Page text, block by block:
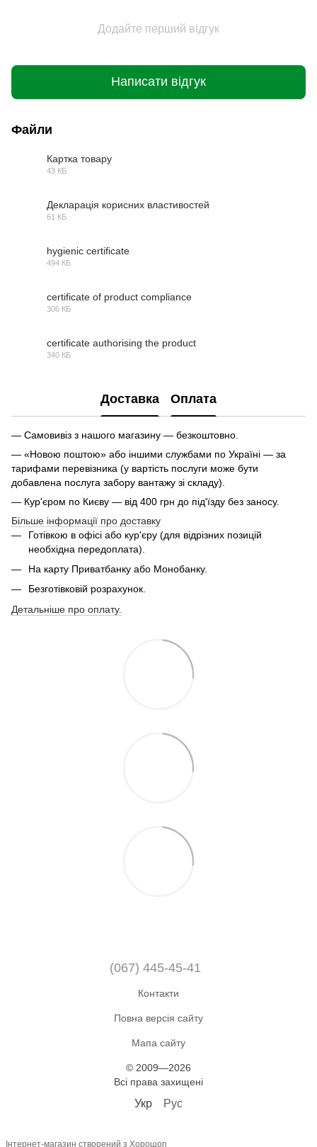
Додайте перший відгук
Написати відгук
Файли
Картка товару
43 КБ
Декларація корисних властивостей
61 КБ
hygienic certificate
494 КБ
certificate of product compliance
306 КБ
certificate authorising the product
340 КБ
Доставка Оплата
— Самовивіз з нашого магазину — безкоштовно.
— «Новою поштою» або іншими службами по Україні — за
тарифами перевізника (у вартість послуги може бути
добавлена послуга забору вантажу зі складу).
— Кур'єром по Києву — від 400 грн до під'їзду без заносу.
Більше інформації про доставку
Готівкою в офісі або кур'єру (для відрізних позицій
необхідна передоплата).
На карту Приватбанку або Монобанку.
Безготівковій розрахунок.
Детальніше про оплату.
(067) 445-45-41
Контакти
Повна версія сайту
Мапа сайту
© 2009—2026
Всі права захищені
Укр Рус
Інтернет-магазин створений з Хорошоп